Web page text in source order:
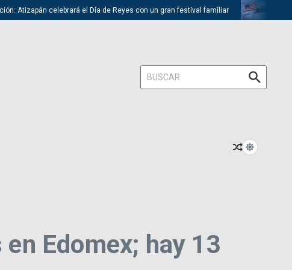
celebrará el Día de Reyes con un gran festival familiar Trump
Buscar:
Edomex; hay 13